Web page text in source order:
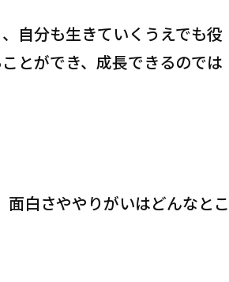
自分も生きていくうえでも役
とができ、成長できるのでは
面白さややりがいはどんなとこ